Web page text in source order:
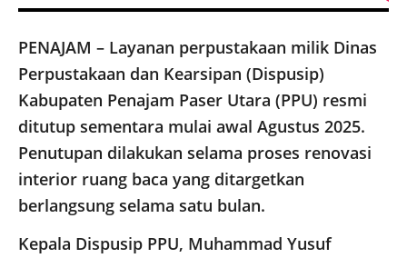
PENAJAM – Layanan perpustakaan milik Dinas
Perpustakaan dan Kearsipan (Dispusip)
Kabupaten Penajam Paser Utara (PPU) resmi
ditutup sementara mulai awal Agustus 2025.
Penutupan dilakukan selama proses renovasi
interior ruang baca yang ditargetkan
berlangsung selama satu bulan.
Kepala Dispusip PPU, Muhammad Yusuf